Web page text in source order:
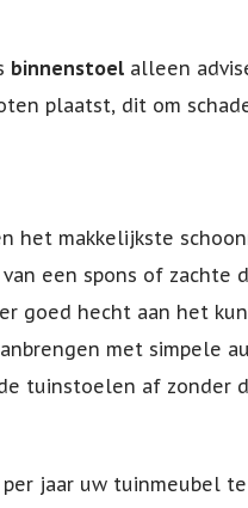
binnenstoel alleen
plaatst, dit om
het makkelijkste
een spons of zachte
goed hecht aan het
met simpele
tuinstoelen af zonder
jaar uw tuinmeubel